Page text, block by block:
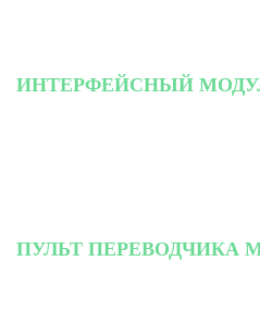
ИНТЕРФЕЙСНЫЙ
ПУЛЬТ ПЕРЕВОДЧИКА